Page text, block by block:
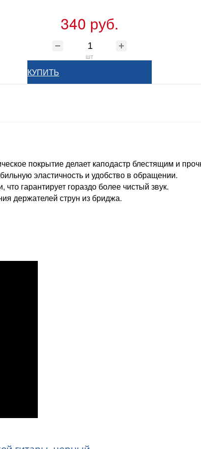
340 руб.
шт
КУПИТЬ
покрытие делает каподастр блестящим и
эластичность и удобство в обращении.
гарантирует гораздо более чистый звук.
держателей струн из бриджа.